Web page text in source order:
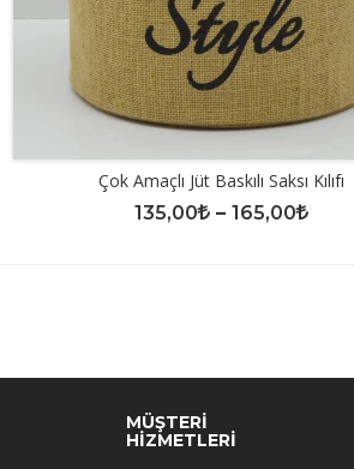
Çok Amaçlı Jüt Baskılı Saksı Kılıfı
135,00
–165,00
MÜŞTERİ
HİZMETLERİ